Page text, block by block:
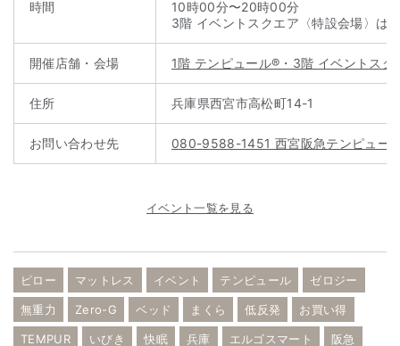
時間
10時00分〜20時00分
3階 イベントスクエア〈特設会場〉は
開催店舗・会場 1階 テンピュール®・3階 イベントスク
住所 兵庫県西宮市高松町14-1
お問い合わせ先 080-9588-1451 西宮阪急テンピュー
イベント一覧を見る
ピロー マットレス イベント テンピュール ゼロジー
無重力 Zero-G ベッド まくら 低反発 お買い得
TEMPUR いびき 快眠 兵庫 エルゴスマート 阪急